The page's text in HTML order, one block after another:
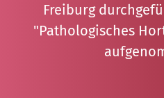
Freiburg
"Pathologisches